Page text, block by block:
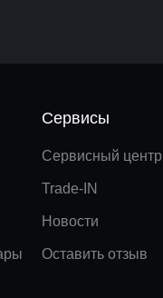
Сервисы
Сервисный центр
Trade-IN
Новости
Оставить отзыв